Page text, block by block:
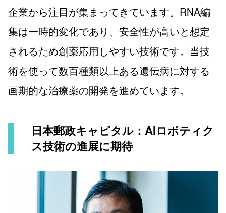
企業から注目が集まってきています。RNA編
集は一時的変化であり、安全性が高いと想定
されるため創薬応用しやすい技術です。当技
術を使って数百種類以上ある遺伝病に対する
画期的な治療薬の開発を進めています。
日本郵政キャピタル：AIロボティク
ス技術の進展に期待